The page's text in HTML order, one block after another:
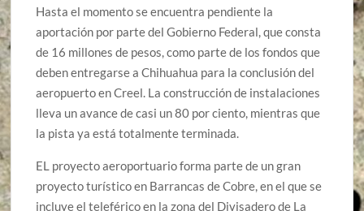
Hasta el momento se encuentra pendiente la
aportación por parte del Gobierno Federal, que consta
de 16 millones de pesos, como parte de los fondos que
deben entregarse a Chihuahua para la conclusión del
aeropuerto en Creel. La construcción de instalaciones
lleva un avance de casi un 80 por ciento, mientras que
la pista ya está totalmente terminada.
EL proyecto aeroportuario forma parte de un gran
proyecto turístico en Barrancas de Cobre, en el que se
incluye el teleférico en la zona del Divisadero de La